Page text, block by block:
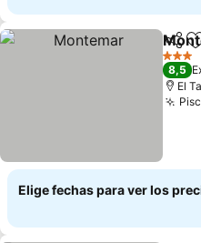
3
8,5
El
Elige fechas para ver los